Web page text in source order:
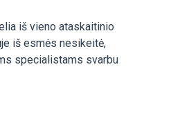
iš vieno ataskaitinio
iš esmės nesikeitė,
specialistams svarbu